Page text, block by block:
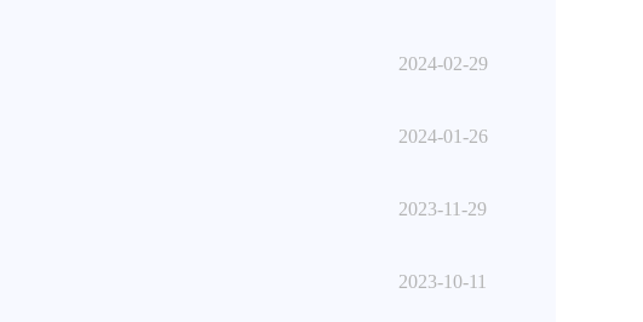
2024-02-29
2024-01-26
2023-11-29
2023-10-11